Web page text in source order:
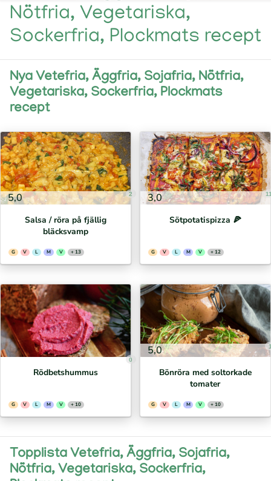
Nötfria, Vegetariska,
Sockerfria, Plockmats recept
Nya Vetefria, Äggfria, Sojafria, Nötfria,
Vegetariska, Sockerfria, Plockmats
recept
5,0 2
Salsa / röra på fjällig
bläcksvamp
G V L M V + 13
3,0
Sötpotatispizza 🍕⁣
G V L M V + 12
0
Rödbetshummus
G V L M V + 10
5,0
Bönröra med soltorkade
tomater
G V L M V + 10
Topplista Vetefria, Äggfria, Sojafria,
Nötfria, Vegetariska, Sockerfria,